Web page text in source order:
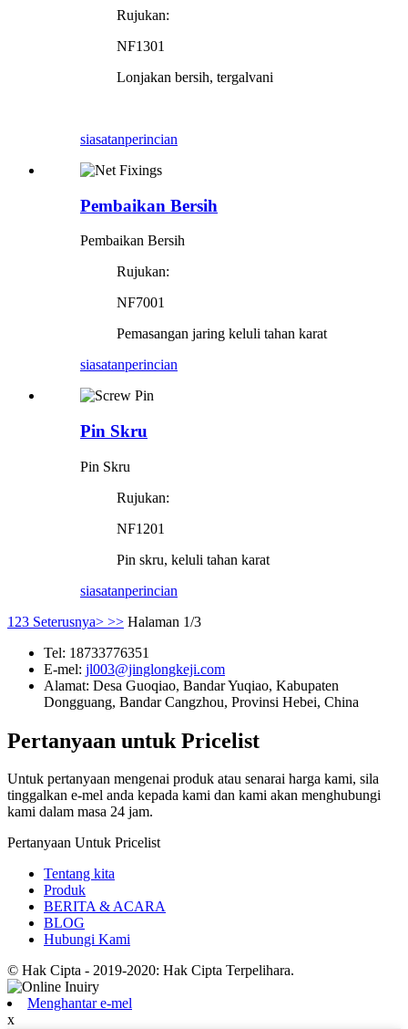
Rujukan:
NF1301
Lonjakan bersih, tergalvani
siasatanperincian
Pembaikan Bersih
Pembaikan Bersih
Rujukan:
NF7001
Pemasangan jaring keluli tahan karat
siasatanperincian
Pin Skru
Pin Skru
Rujukan:
NF1201
Pin skru, keluli tahan karat
siasatanperincian
1 23 Seterusnya> >> Halaman 1/3
Tel: 18733776351
E-mel: jl003@jinglongkeji.com
Alamat: Desa Guoqiao, Bandar Yuqiao, Kabupaten
Dongguang, Bandar Cangzhou, Provinsi Hebei, China
Pertanyaan untuk Pricelist
Untuk pertanyaan mengenai produk atau senarai harga kami, sila
tinggalkan e-mel anda kepada kami dan kami akan menghubungi
kami dalam masa 24 jam.
Pertanyaan Untuk Pricelist
Tentang kita
Produk
BERITA & ACARA
BLOG
Hubungi Kami
© Hak Cipta - 2019-2020: Hak Cipta Terpelihara.
Menghantar e-mel
x